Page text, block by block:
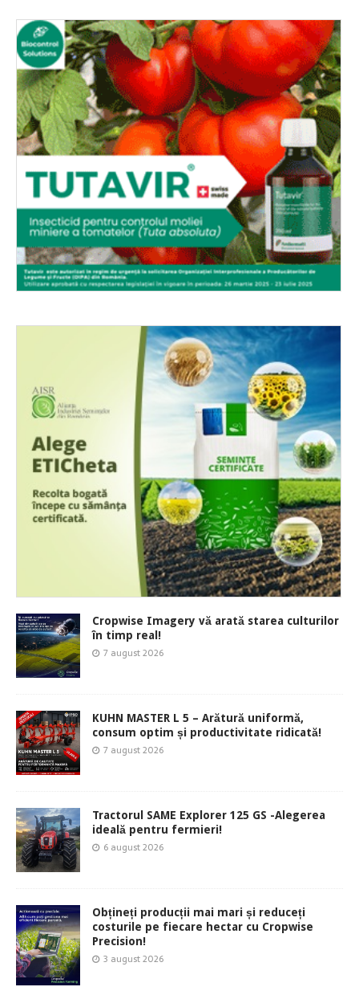
Cropwise Imagery vă arată starea culturilor
în timp real!
7 august 2026
KUHN MASTER L 5 – Arătură uniformă,
consum optim și productivitate ridicată!
7 august 2026
Tractorul SAME Explorer 125 GS -Alegerea
ideală pentru fermieri!
6 august 2026
Obțineți producții mai mari și reduceți
costurile pe fiecare hectar cu Cropwise
Precision!
3 august 2026